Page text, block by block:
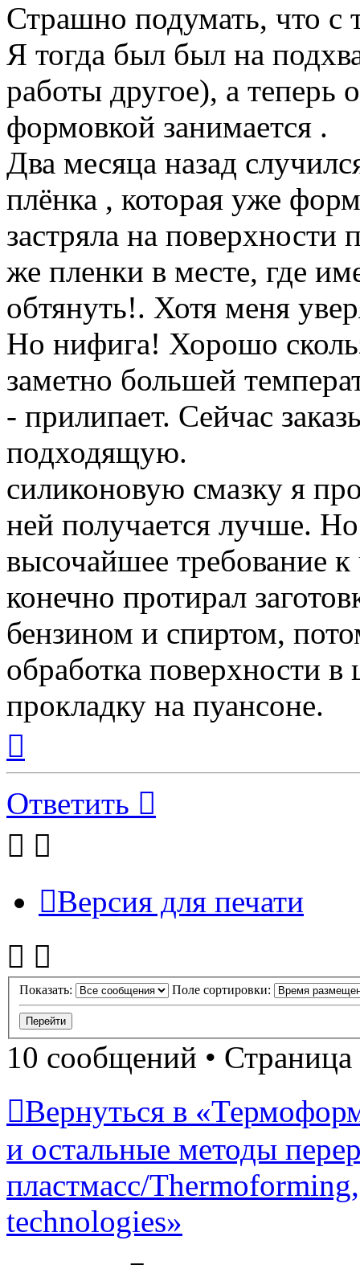
Страшно подумать, что с
Я тогда был был на
работы другое), а теперь
формовкой занимается .
Два месяца назад
плёнка , которая уже
застряла на поверхности
же пленки в месте, где
обтянуть!. Хотя меня
Но нифига! Хорошо
заметно большей
- прилипает. Сейчас
подходящую.
силиконовую смазку я
ней получается лучше.
высочайшее требование
конечно протирал
бензином и спиртом,
обработка поверхности
прокладку на пуансоне.
началу
Ответить
Версия для печати
Показать: Поле сортировки:
10 сообщений • Страница
Вернуться в
и остальные методы
пластмасс/
technologies»